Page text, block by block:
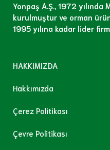
Yonpaş A.Ş., 1972
kurulmuştur ve orman
1995 yılına kadar lider
HAKKIMIZDA
Hakkımızda
Çerez Politikası
Çevre Politikası